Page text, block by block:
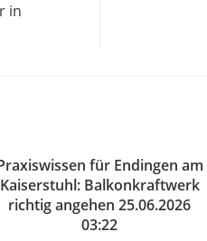
in
für Endingen am
Kaiserstuhl: Balkonkraftwerk
richtig angehen 25.06.2026
03:22